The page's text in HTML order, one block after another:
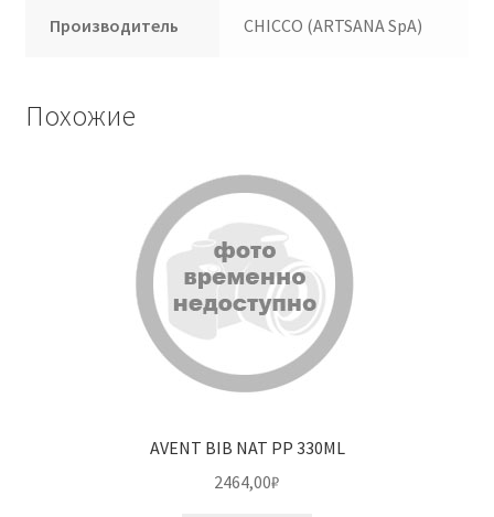
Производитель CHICCO (ARTSANA SpA)
Похожие
AVENT BIB NAT PP 330ML
2464,00₽